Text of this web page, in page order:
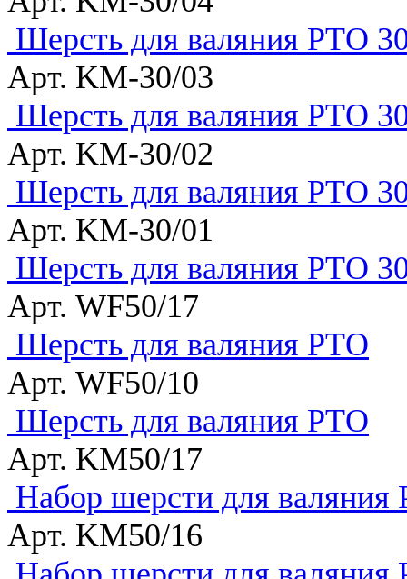
Шерсть для валяния РТО
Арт. KM-30/03
Шерсть для валяния РТО
Арт. KM-30/02
Шерсть для валяния РТО
Арт. KM-30/01
Шерсть для валяния РТО
Арт. WF50/17
Шерсть для валяния РТО
Арт. WF50/10
Шерсть для валяния РТО
Арт. KM50/17
Набор шерсти для
Арт. KM50/16